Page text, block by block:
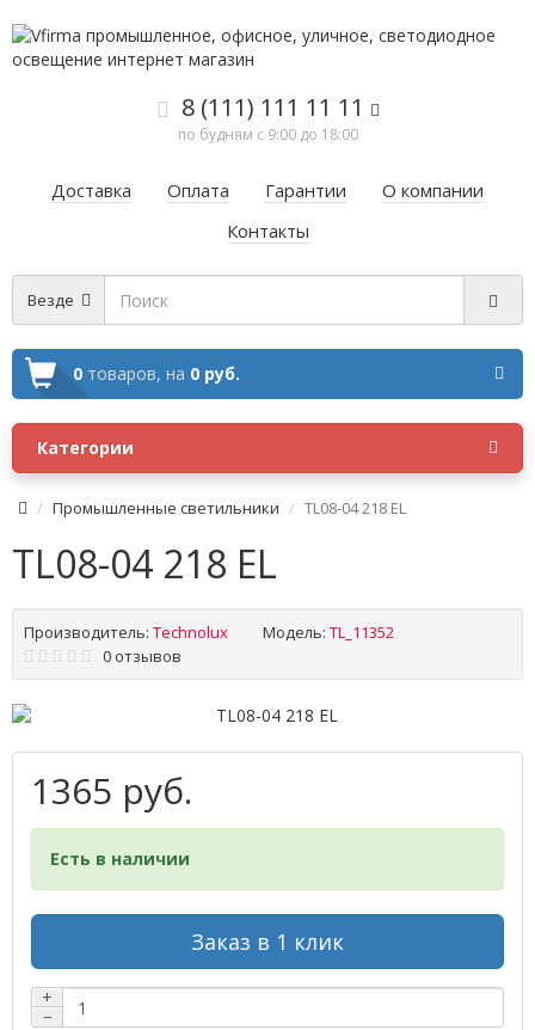
8 (111) 111 11 11
по будням с 9:00 до 18:00
Доставка Оплата Гарантии
О компании
Контакты
Везде
0 товаров, на 0 руб.
Категории
Промышленные светильники TL08-04 218 EL
TL08-04 218 EL
Производитель: Technolux Модель: TL_11352
0 отзывов
1365 руб.
Есть в наличии
Заказ в 1 клик
+
−